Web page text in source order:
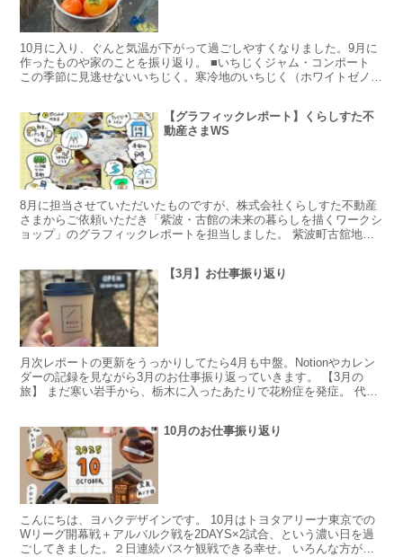
10月に入り、ぐんと気温が下がって過ごしやすくなりました。9月に
作ったものや家のことを振り返り。 ■いちじくジャム・コンポート
この季節に見逃せないいちじく。寒冷地のいちじく（ホワイトゼノ
【グラフィックレポート】くらしすた不
動産さまWS
8月に担当させていただいたものですが、株式会社くらしすた不動産
さまからご依頼いただき「紫波・古館の未来の暮らしを描くワークシ
ョップ」のグラフィックレポートを担当しました。 紫波町古舘地区
【3月】お仕事振り返り
月次レポートの更新をうっかりしてたら4月も中盤。Notionやカレン
ダーの記録を見ながら3月のお仕事振り返っていきます。 【3月の
旅】 まだ寒い岩手から、栃木に入ったあたりで花粉症を発症。 代々
10月のお仕事振り返り
こんにちは、ヨハクデザインです。 10月はトヨタアリーナ東京での
Wリーグ開幕戦＋アルバルク戦を2DAYS×2試合、という濃い日を過
ごしてきました。２日連続バスケ観戦できる幸せ。 いろんな方が